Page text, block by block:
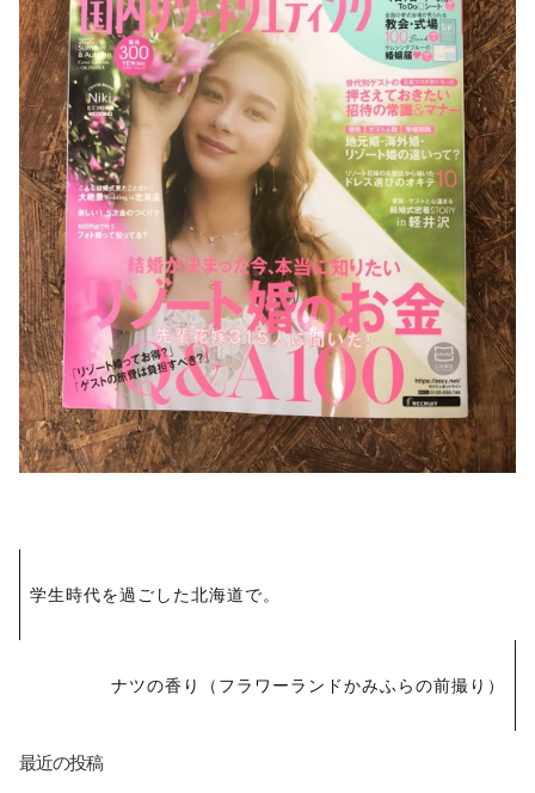
投
稿
学生時代を過ごした北海道で。
ナツの香り（フラワーランドかみふらの前撮り）
最近の投稿